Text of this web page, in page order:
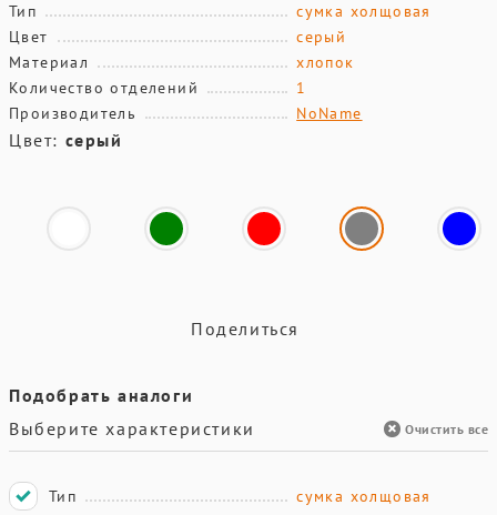
Тип
сумка холщовая
Цвет
серый
Материал
хлопок
Количество отделений
1
Производитель
NoName
Цвет: серый
Поделиться
Подобрать аналоги
Выберите характеристики
Очистить все
Тип
сумка холщовая